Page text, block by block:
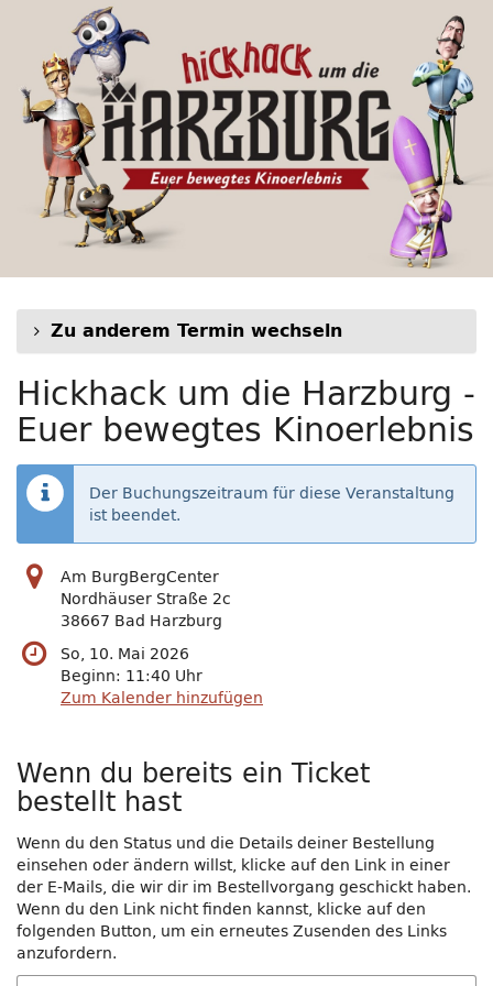
Inhalt
springen
Hickhack
um
die
Harzburg
Euer
bewegtes
Kinoerlebnis
Zu anderem Termin wechseln
Hickhack um die Harzburg -
Euer bewegtes Kinoerlebnis
Der Buchungszeitraum für diese Veranstaltung
ist beendet.
Am BurgBergCenter
Nordhäuser Straße 2c
38667 Bad Harzburg
So, 10. Mai 2026
Beginn: 11:40 Uhr
Zum Kalender hinzufügen
Wenn du bereits ein Ticket
bestellt hast
Wenn du den Status und die Details deiner Bestellung
einsehen oder ändern willst, klicke auf den Link in einer
der E-Mails, die wir dir im Bestellvorgang geschickt haben.
Wenn du den Link nicht finden kannst, klicke auf den
folgenden Button, um ein erneutes Zusenden des Links
anzufordern.